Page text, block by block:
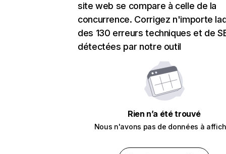
site web se compare à celle de la
concurrence. Corrigez n'importe
des 130 erreurs techniques et de
détectées par notre outil
Rien n’a été trouvé
Nous n'avons pas de données à